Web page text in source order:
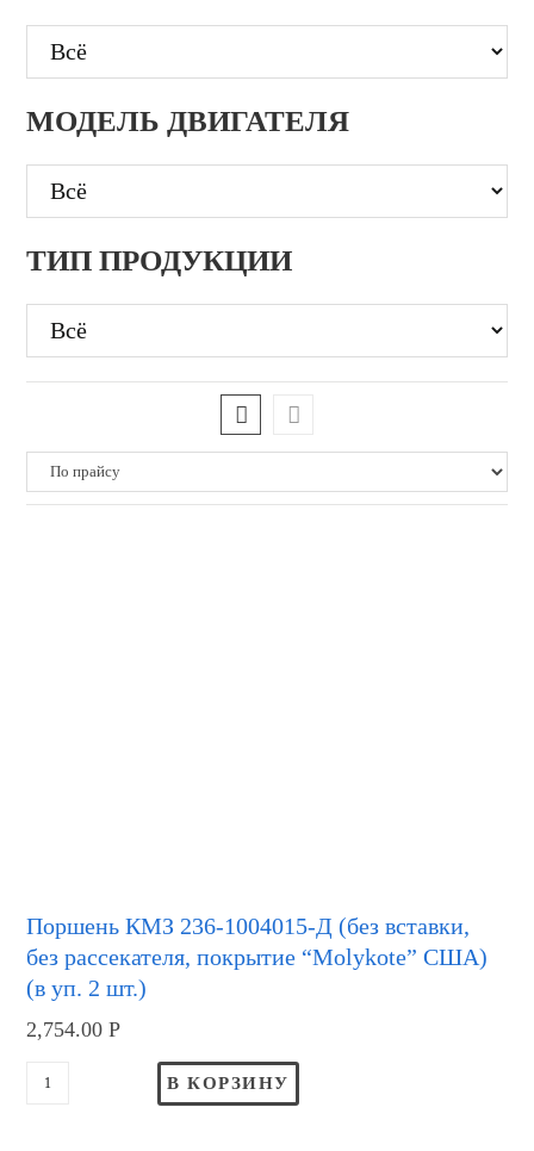
МОДЕЛЬ ДВИГАТЕЛЯ
ТИП ПРОДУКЦИИ
Поршень КМЗ 236-1004015-Д (без вставки,
без рассекателя, покрытие “Molykote” США)
(в уп. 2 шт.)
2,754.00Р
В КОРЗИНУ